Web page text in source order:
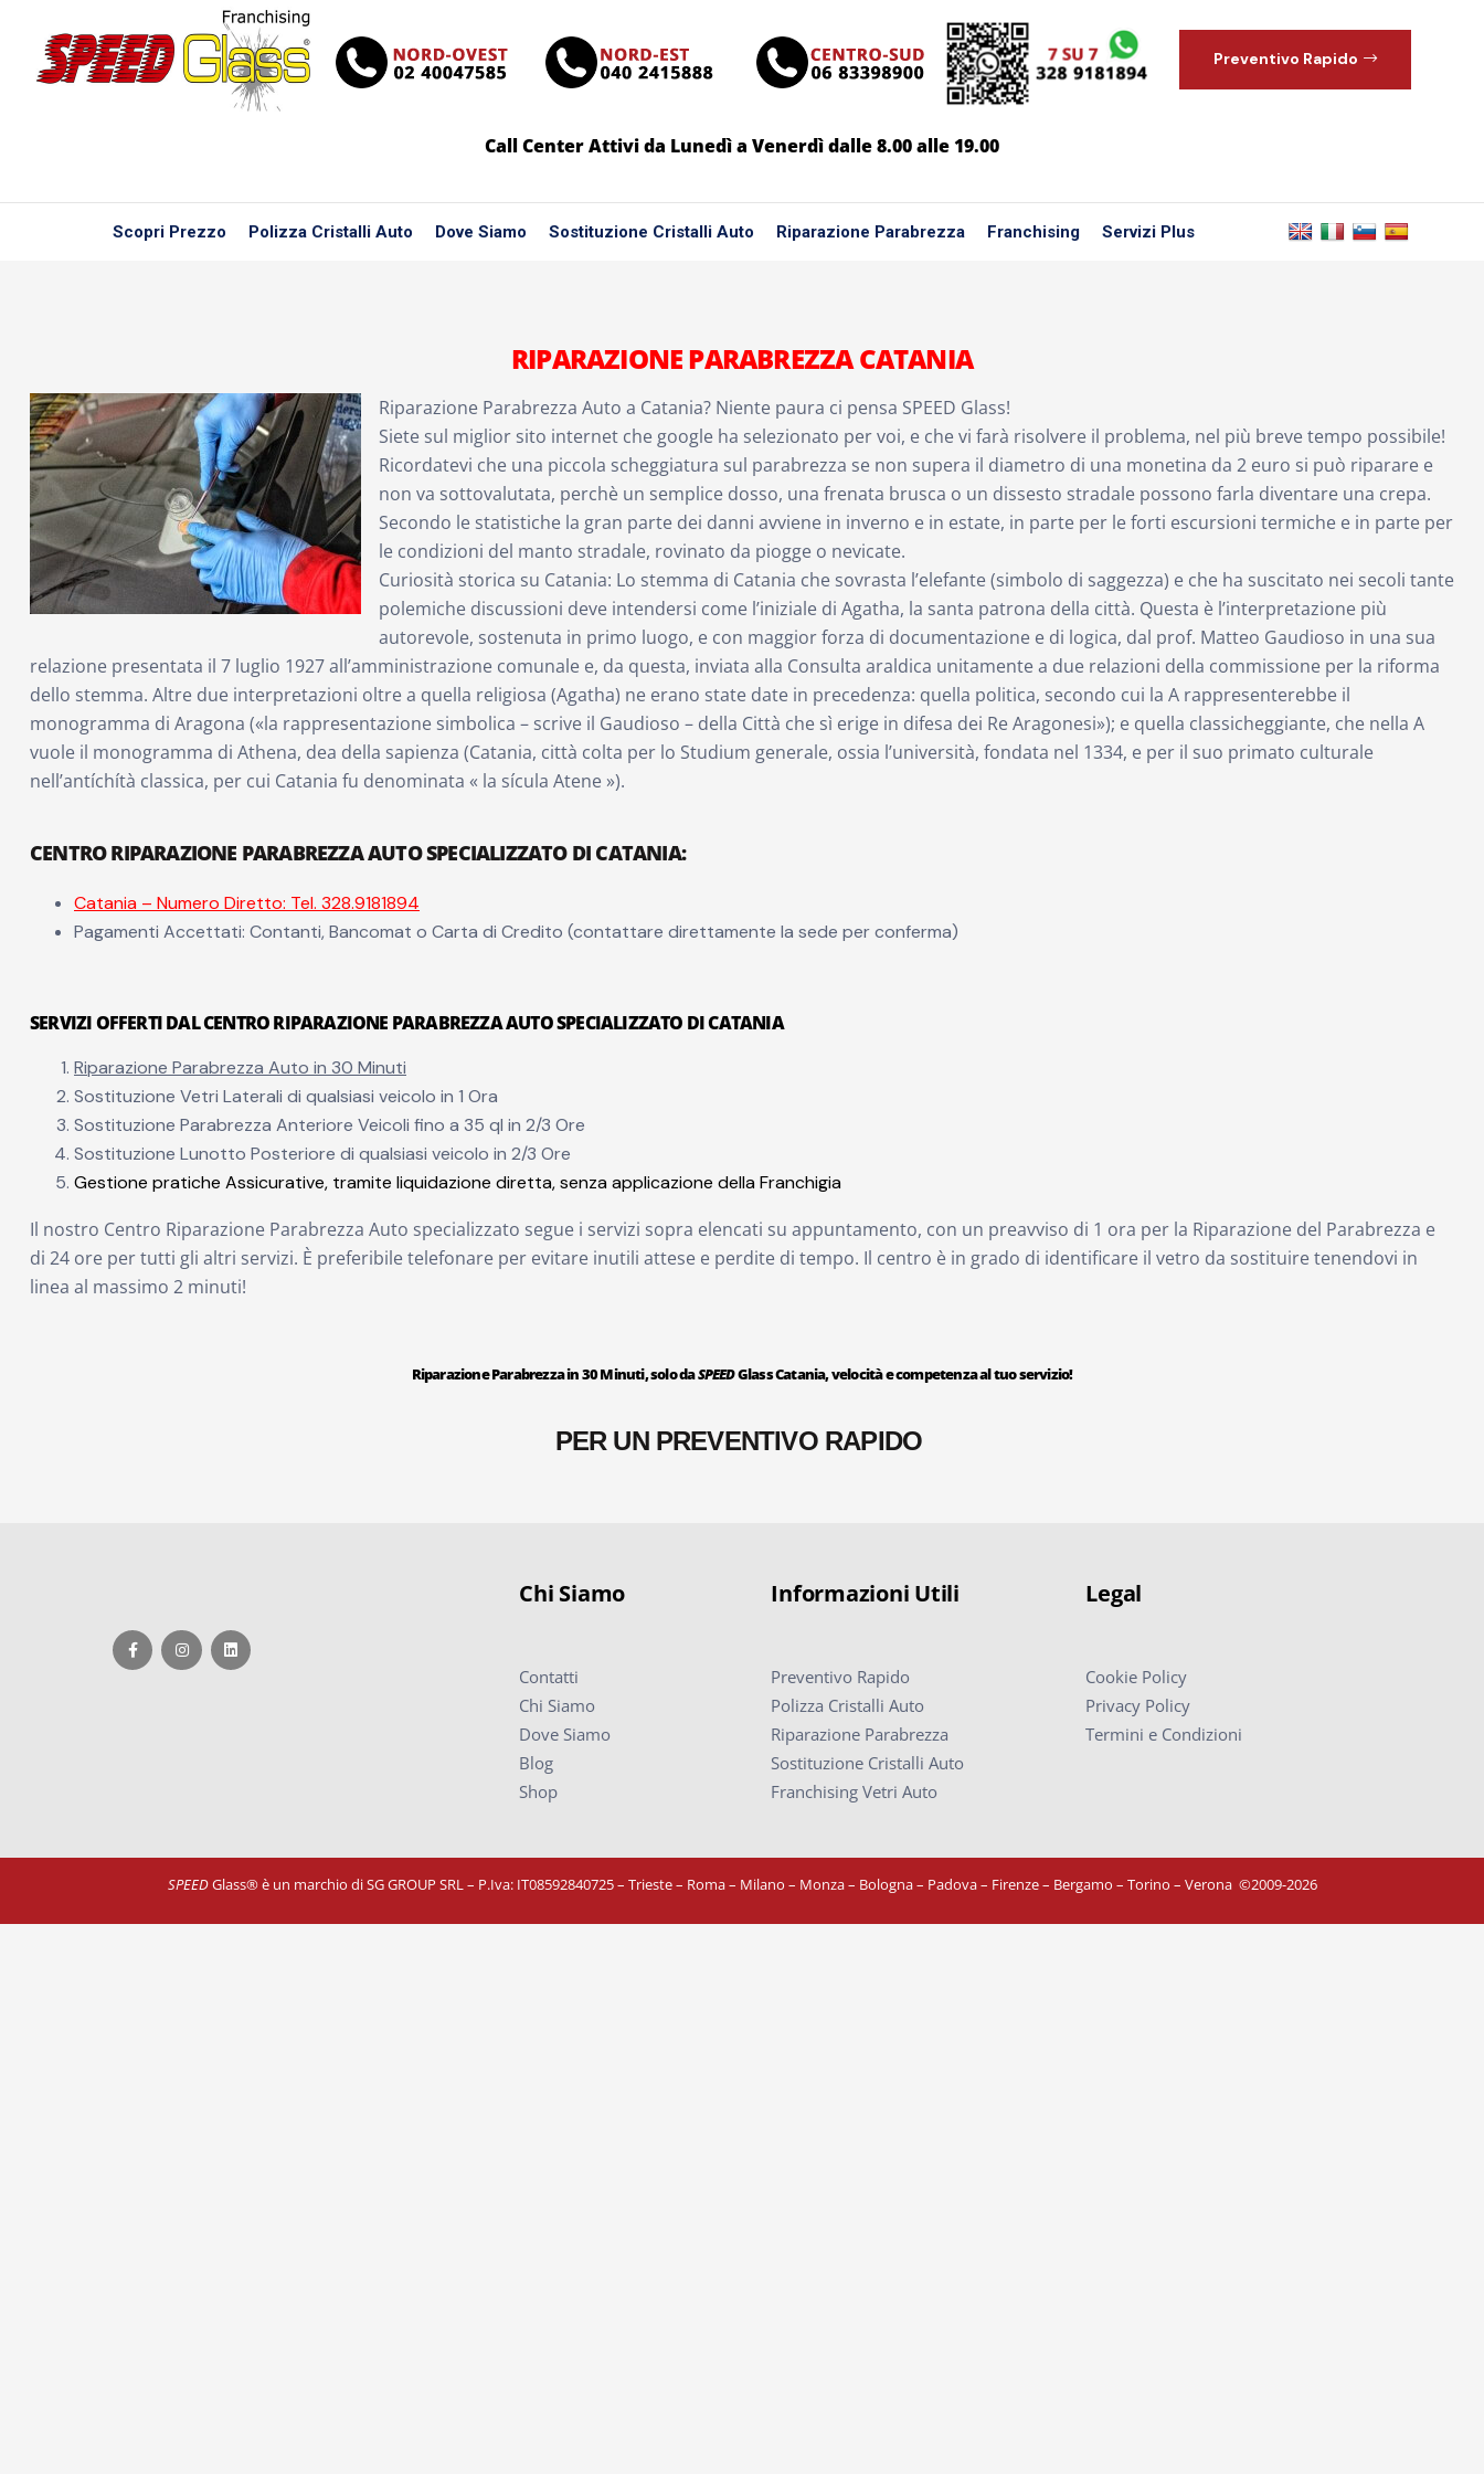
Preventivo Rapido
Call Center Attivi da Lunedì a Venerdì dalle 8.00 alle 19.00
Scopri Prezzo Polizza Cristalli Auto Dove Siamo Sostituzione Cristalli Auto Riparazione Parabrezza Franchising Servizi Plus
RIPARAZIONE PARABREZZA CATANIA
Riparazione Parabrezza Auto a Catania? Niente paura ci pensa SPEED Glass!
Siete sul miglior sito internet che google ha selezionato per voi, e che vi farà risolvere il problema, nel più breve tempo possibile!
Ricordatevi che una piccola scheggiatura sul parabrezza se non supera il diametro di una monetina da 2 euro si può riparare e
non va sottovalutata, perchè un semplice dosso, una frenata brusca o un dissesto stradale possono farla diventare una crepa.
Secondo le statistiche la gran parte dei danni avviene in inverno e in estate, in parte per le forti escursioni termiche e in parte per
le condizioni del manto stradale, rovinato da piogge o nevicate.
Curiosità storica su Catania: Lo stemma di Catania che sovrasta l’elefante (simbolo di saggezza) e che ha suscitato nei secoli tante
polemiche discussioni deve intendersi come l’iniziale di Agatha, la santa patrona della città. Questa è l’interpretazione più
autorevole, sostenuta in primo luogo, e con maggior forza di documentazione e di logica, dal prof. Matteo Gaudioso in una sua
relazione presentata il 7 luglio 1927 all’amministrazione comunale e, da questa, inviata alla Consulta araldica unitamente a due relazioni della commissione per la riforma
dello stemma. Altre due interpretazioni oltre a quella religiosa (Agatha) ne erano state date in precedenza: quella politica, secondo cui la A rappresenterebbe il
monogramma di Aragona («la rappresentazione simbolica – scrive il Gaudioso – della Città che sì erige in difesa dei Re Aragonesi»); e quella classicheggiante, che nella A
vuole il monogramma di Athena, dea della sapienza (Catania, città colta per lo Studium generale, ossia l’università, fondata nel 1334, e per il suo primato culturale
nell’antíchítà classica, per cui Catania fu denominata « la sícula Atene »).
CENTRO RIPARAZIONE PARABREZZA AUTO SPECIALIZZATO DI CATANIA:
Catania – Numero Diretto: Tel. 328.9181894
Pagamenti Accettati: Contanti, Bancomat o Carta di Credito (contattare direttamente la sede per conferma)
SERVIZI OFFERTI DAL CENTRO RIPARAZIONE PARABREZZA AUTO SPECIALIZZATO DI CATANIA
Riparazione Parabrezza Auto in 30 Minuti
Sostituzione Vetri Laterali di qualsiasi veicolo in 1 Ora
Sostituzione Parabrezza Anteriore Veicoli fino a 35 ql in 2/3 Ore
Sostituzione Lunotto Posteriore di qualsiasi veicolo in 2/3 Ore
Gestione pratiche Assicurative, tramite liquidazione diretta, senza applicazione della Franchigia
Il nostro Centro Riparazione Parabrezza Auto specializzato segue i servizi sopra elencati su appuntamento, con un preavviso di 1 ora per la Riparazione del Parabrezza e
di 24 ore per tutti gli altri servizi. È preferibile telefonare per evitare inutili attese e perdite di tempo. Il centro è in grado di identificare il vetro da sostituire tenendovi in
linea al massimo 2 minuti!
Riparazione Parabrezza in 30 Minuti, solo daSPEEDGlass Catania, velocità e competenza al tuo servizio!
PER UN PREVENTIVO RAPIDO
Chi Siamo
Contatti
Chi Siamo
Dove Siamo
Blog
Shop
Informazioni Utili
Preventivo Rapido
Polizza Cristalli Auto
Riparazione Parabrezza
Sostituzione Cristalli Auto
Franchising Vetri Auto
Legal
Cookie Policy
Privacy Policy
Termini e Condizioni
SPEEDGlass® è un marchio di SG GROUP SRL – P.Iva: IT08592840725– Trieste – Roma – Milano – Monza – Bologna – Padova – Firenze – Bergamo – Torino – Verona ©2009-2026